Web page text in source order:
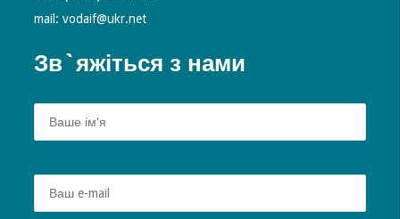
mail: vodaif@ukr.net
Зв`яжіться з нами